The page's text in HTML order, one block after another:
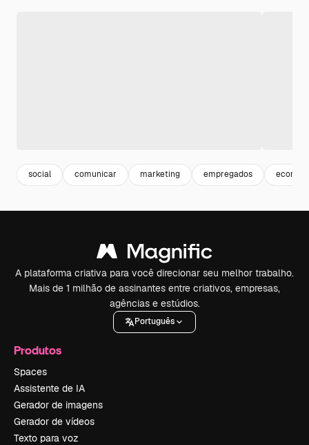
social comunicar marketing empregados
A plataforma criativa para você direcionar seu melhor trabalho.
Mais de 1 milhão de assinantes entre criativos, empresas,
agências e estúdios.
Português
Produtos
Spaces
Assistente de IA
Gerador de imagens
Gerador de vídeos
Texto para voz